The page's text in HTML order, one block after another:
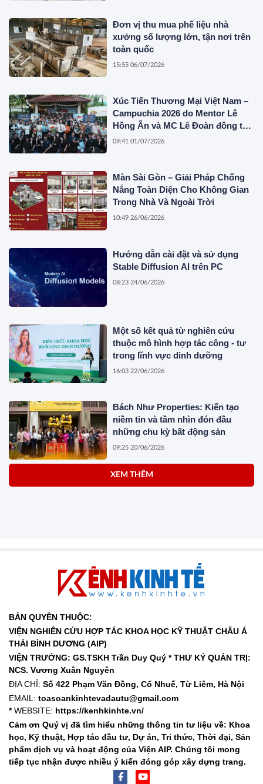
Đơn vị thu mua phế liệu nhà
xưởng số lượng lớn, tận nơi trên
toàn quốc
15:55 06/07/2026
Xúc Tiến Thương Mại Việt Nam –
Campuchia 2026 do Mentor Lê
Hồng Ân và MC Lê Đoàn đồng tổ
chức
09:41 01/07/2026
Màn Sài Gòn – Giải Pháp Chống
Nắng Toàn Diện Cho Không Gian
Trong Nhà Và Ngoài Trời
10:49 26/06/2026
Hướng dẫn cài đặt và sử dụng
Stable Diffusion AI trên PC
08:23 24/06/2026
Một số kết quả từ nghiên cứu
thuộc mô hình hợp tác công - tư
trong lĩnh vực dinh dưỡng
16:03 22/06/2026
Bách Như Properties: Kiến tạo
niềm tin và tầm nhìn đón đầu
những chu kỳ bất động sản
09:25 20/06/2026
XEM THÊM
BẢN QUYỀN THUỘC:
VIỆN NGHIÊN CỨU HỢP TÁC KHOA HỌC KỸ THUẬT CHÂU Á
THÁI BÌNH DƯƠNG (AIP)
VIỆN TRƯỞNG: GS.TSKH Trần Duy Quý *THƯ KÝ QUẢN TRỊ:
NCS. Vương Xuân Nguyên
ĐỊA CHỈ: Số 422 Phạm Văn Đồng, Cổ Nhuế, Từ Liêm, Hà Nội
EMAIL: toasoankinhtevadautu@gmail.com
*WEBSITE: https://kenhkinhte.vn/
Cảm ơn Quý vị đã tìm hiểu những thông tin tư liệu về: Khoa
học, Kỹ thuật, Hợp tác đầu tư, Dự án, Tri thức, Thời đại, Sản
phẩm dịch vụ và hoạt động của Viện AIP. Chúng tôi mong
tiếp tục nhận được nhiều ý kiến đóng góp xây dựng trang.